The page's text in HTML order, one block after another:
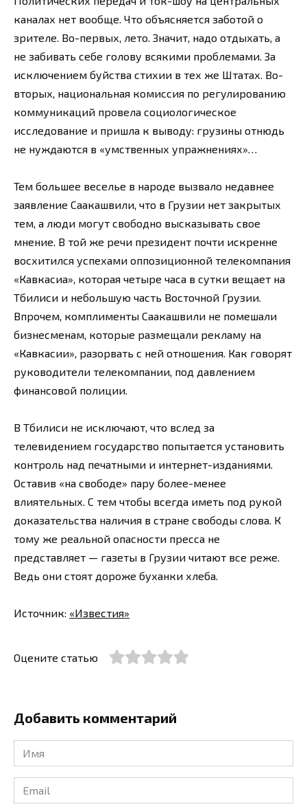
каналах нет вообще. Что объясняется заботой о
зрителе. Во-первых, лето. Значит, надо отдыхать, а
не забивать себе голову всякими проблемами. За
исключением буйства стихии в тех же Штатах. Во-
вторых, национальная комиссия по регулированию
коммуникаций провела социологическое
исследование и пришла к выводу: грузины отнюдь
не нуждаются в «умственных упражнениях»…
Тем большее веселье в народе вызвало недавнее
заявление Саакашвили, что в Грузии нет закрытых
тем, а люди могут свободно высказывать свое
мнение. В той же речи президент почти искренне
восхитился успехами оппозиционной телекомпания
«Кавкасиа», которая четыре часа в сутки вещает на
Тбилиси и небольшую часть Восточной Грузии.
Впрочем, комплименты Саакашвили не помешали
бизнесменам, которые размещали рекламу на
«Кавкасии», разорвать с ней отношения. Как говорят
руководители телекомпании, под давлением
финансовой полиции.
В Тбилиси не исключают, что вслед за
телевидением государство попытается установить
контроль над печатными и интернет-изданиями.
Оставив «на свободе» пару более-менее
влиятельных. С тем чтобы всегда иметь под рукой
доказательства наличия в стране свободы слова. К
тому же реальной опасности пресса не
представляет — газеты в Грузии читают все реже.
Ведь они стоят дороже буханки хлеба.
Источник: «Известия»
Оцените статью
Добавить комментарий
Имя
*
Email
*